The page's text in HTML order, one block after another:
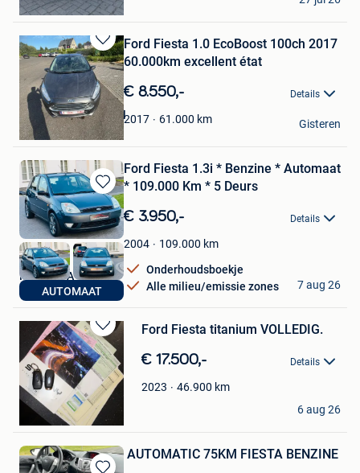
Rillaar
Bewaren
in
Mijn
Favorieten
Ford Fiesta 1.0 EcoBoost 100ch 2017
60.000km excellent état
€ 8.550,- Details
2017 61.000 km
Bastien Vandercapel
Incourt
Gisteren
Bewaren
in
Mijn
Favorieten
AUTOMAAT
Ford Fiesta 1.3i * Benzine * Automaat
* 109.000 Km * 5 Deurs
€ 3.950,- Details
2004 109.000 km
Onderhoudsboekje
Alle milieu/emissie zones
M&Z BVBA
Temse
7 aug 26
Bewaren
in
Mijn
Favorieten
Ford Fiesta titanium VOLLEDIG.
€ 17.500,- Details
2023 46.900 km
bikenico
Namur
6 aug 26
AUTOMATIC 75KM FIESTA BENZINE